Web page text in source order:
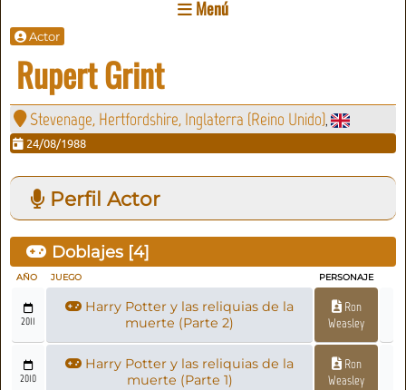
Menú
Actor
Rupert Grint
Stevenage, Hertfordshire, Inglaterra (Reino Unido),
24/08/1988
Perfil Actor
Doblajes [4]
AÑO JUEGO PERSONAJE
2011
Harry Potter y las reliquias de la
muerte (Parte 2)
Ron
Weasley
2010
Harry Potter y las reliquias de la
muerte (Parte 1)
Ron
Weasley